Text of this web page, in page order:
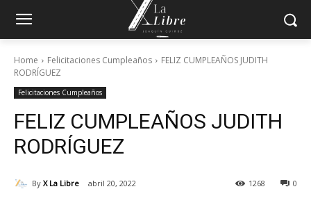
Home Felicitaciones Cumpleaños
FELIZ CUMPLEAÑOS JUDITH
RODRÍGUEZ
Felicitaciones Cumpleaños
FELIZ CUMPLEAÑOS JUDITH
RODRÍGUEZ
By X La Libre abril 20, 2022 0
1268